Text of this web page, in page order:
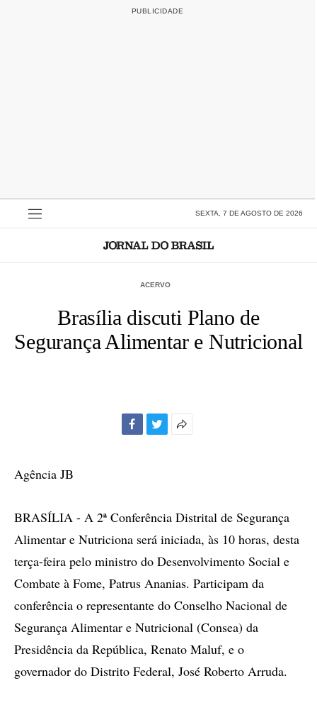
SEXTA, 7 DE AGOSTO DE 2026
ACERVO
Brasília discuti Plano de
Segurança Alimentar e Nutricional
Agência JB
BRASÍLIA - A 2ª Conferência Distrital de Segurança
Alimentar e Nutriciona será iniciada, às 10 horas, desta
terça-feira pelo ministro do Desenvolvimento Social e
Combate à Fome, Patrus Ananias. Participam da
conferência o representante do Conselho Nacional de
Segurança Alimentar e Nutricional (Consea) da
Presidência da República, Renato Maluf, e o
governador do Distrito Federal, José Roberto Arruda.